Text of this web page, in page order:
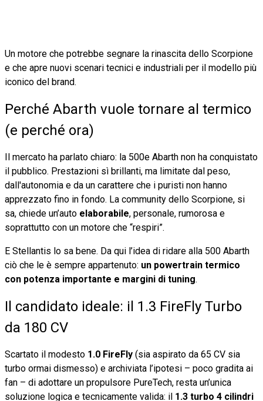
Un motore che potrebbe segnare la rinascita dello Scorpione
e che apre nuovi scenari tecnici e industriali per il modello più
iconico del brand.
Perché Abarth vuole tornare al termico
(e perché ora)
Il mercato ha parlato chiaro: la 500e Abarth non ha conquistato
il pubblico. Prestazioni sì brillanti, ma limitate dal peso,
dall'autonomia e da un carattere che i puristi non hanno
apprezzato fino in fondo. La community dello Scorpione, si
sa, chiede un’auto elaborabile, personale, rumorosa e
soprattutto con un motore che “respiri”.
E Stellantis lo sa bene. Da qui l’idea di ridare alla 500 Abarth
ciò che le è sempre appartenuto: un powertrain termico
con potenza importante e margini di tuning.
Il candidato ideale: il 1.3 FireFly Turbo
da 180 CV
Scartato il modesto 1.0 FireFly (sia aspirato da 65 CV sia
turbo ormai dismesso) e archiviata l’ipotesi – poco gradita ai
fan – di adottare un propulsore PureTech, resta un’unica
soluzione logica e tecnicamente valida: il 1.3 turbo 4 cilindri